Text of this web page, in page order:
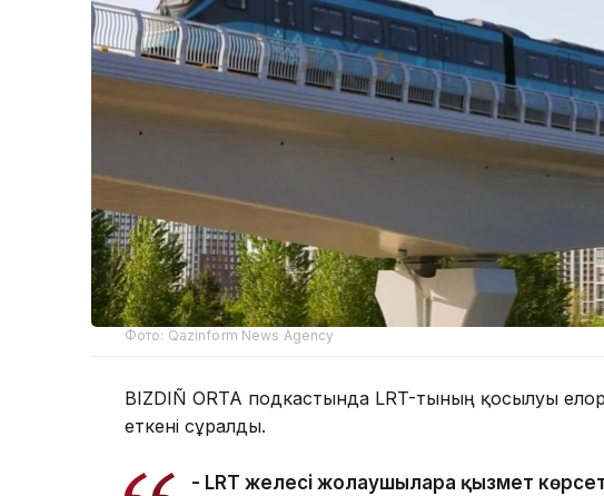
Фото: Qazinform News Agency
BIZDIÑ ORTA подкастында LRT-тының қосылуы
еткені сұралды.
- LRT желесі жолаушыларға қызмет